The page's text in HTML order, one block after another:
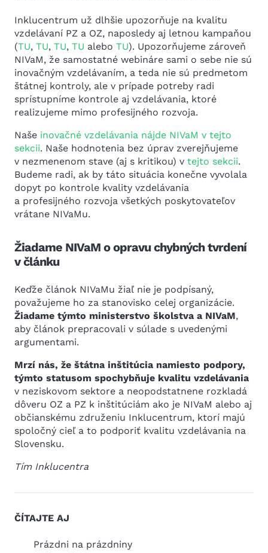
Inklucentrum už dlhšie upozorňuje na kvalitu
vzdelávaní PZ a OZ, naposledy aj letnou kampaňou
(TU, TU, TU, TU alebo TU). Upozorňujeme zároveň
NIVaM, že samostatné webináre sami o sebe nie sú
inovačným vzdelávaním, a teda nie sú predmetom
štátnej kontroly, ale v prípade potreby radi
sprístupníme kontrole aj vzdelávania, ktoré
realizujeme mimo profesijného rozvoja.
Naše inovačné vzdelávania nájde NIVaM v tejto
sekcii. Naše hodnotenia bez úprav zverejňujeme
v nezmenenom stave (aj s kritikou) v tejto sekcii.
Budeme radi, ak by táto situácia konečne vyvolala
dopyt po kontrole kvality vzdelávania
a profesijného rozvoja všetkých poskytovateľov
vrátane NIVaMu.
Žiadame NIVaM o opravu chybných tvrdení
v článku
Keďže článok NIVaMu žiaľ nie je podpísaný,
považujeme ho za stanovisko celej organizácie.
Žiadame týmto ministerstvo školstva a NIVaM,
aby článok prepracovali v súlade s uvedenými
argumentami.
Mrzí nás, že štátna inštitúcia namiesto podpory,
týmto statusom spochybňuje kvalitu vzdelávania
v neziskovom sektore a neopodstatnene rozkladá
dôveru OZ a PZ k inštitúciám ako je NIVaM alebo aj
občianskému združeniu Inklucentrum, ktorí majú
spoločný cieľ a to podporiť kvalitu vzdelávania na
Slovensku.
Tím Inklucentra
ČÍTAJTE AJ
Inklúzia nie je bezmocnosť: Reakcia na